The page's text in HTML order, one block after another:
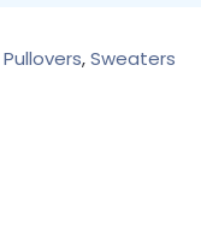
Pullovers,Sweaters